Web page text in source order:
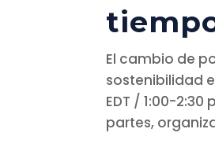
El cambio de
sostenibilidad
EDT / 1:00-
partes,